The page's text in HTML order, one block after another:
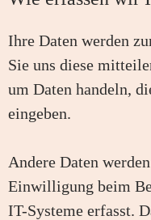
Ihre Daten werden
Sie uns diese
um Daten handeln,
eingeben.
Andere Daten
Einwilligung beim
IT-Systeme erfasst.